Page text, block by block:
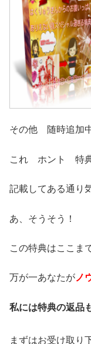
その他 随時追加
これ ホント 特典
記載してある通り
あ、そうそう！
この特典はここま
万が一あなたが ノ
私には特典の返品
まずはお受け取り